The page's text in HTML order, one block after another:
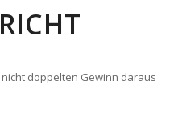
nicht doppelten Gewinn daraus